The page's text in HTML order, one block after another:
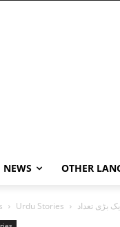
NEWS OTHER
Urdu Stories